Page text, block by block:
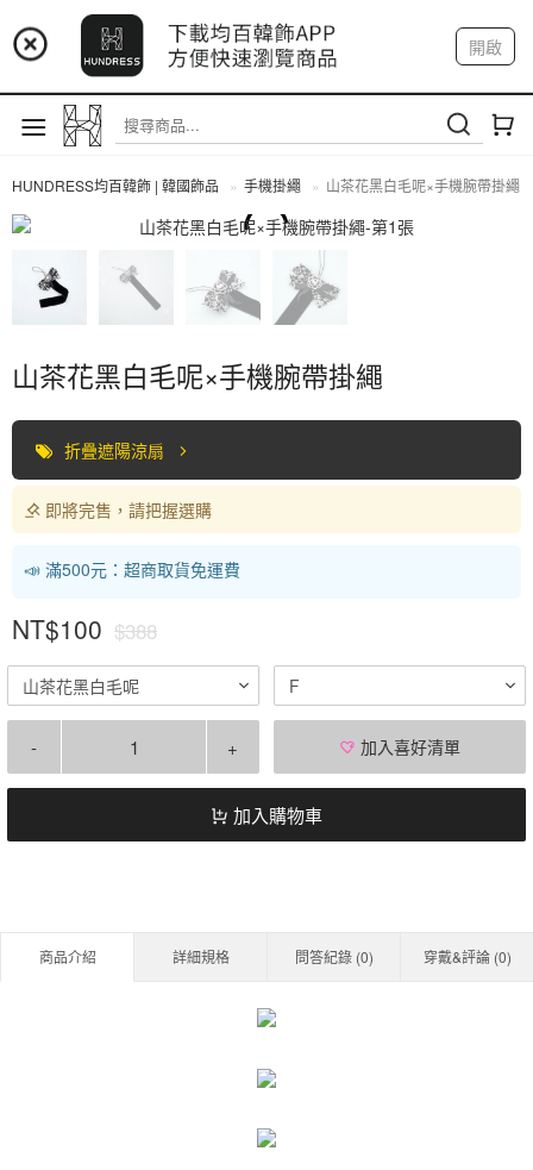
📢 市集預告：9/4-9/6 淡水捷運站
📢 市集預告：9/12-9/13 八里海巡基地
📢 市集預告：8/22-8/23 桃園青埔置地廣場
開啟
註冊 我的帳戶
HUNDRESS均百韓飾 | 韓國飾品 手機掛繩 山茶花黑白毛呢×手機腕帶掛繩
山茶花黑白毛呢×手機腕帶掛繩
折疊遮陽涼扇
即將完售，請把握選購
📣 滿500元：超商取貨免運費
NT$100 $388
山茶花黑白毛呢 F
- + 加入喜好清單
加入購物車
商品介紹 詳細規格 問答紀錄 (0) 穿戴&評論 (0)